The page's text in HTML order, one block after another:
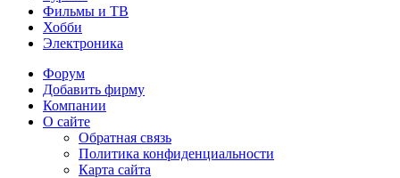
Фильмы и ТВ
Хобби
Электроника
Форум
Добавить фирму
Компании
О сайте
Обратная связь
Политика конфиденциальности
Карта сайта